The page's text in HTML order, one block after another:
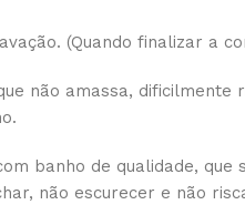
(Quando finalizar
não amassa,
banho de qualidade,
não escurecer e não